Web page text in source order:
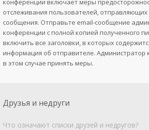
конференции включает меры
отслеживания пользователей,
сообщения. Отправьте email-сообщение
конференции с полной копией полученного
включить все заголовки, в которых
информация об отправителе.
в этом случае принять меры.
Друзья и недруги
Что означают списки друзей и недругов?